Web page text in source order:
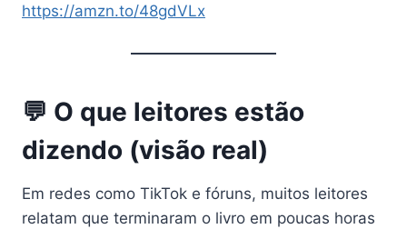
https://amzn.to/48gdVLx
💬 O que leitores estão
dizendo (visão real)
Em redes como TikTok e fóruns, muitos leitores
relatam que terminaram o livro em poucas horas